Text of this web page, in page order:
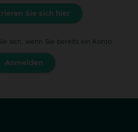
Sie sich hier
sich, wenn Sie bereits ein Konto
Anmelden